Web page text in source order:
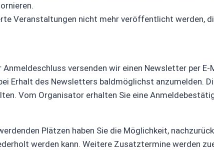
Veranstaltungen nicht mehr veröffentlicht werden,
versenden wir einen Newsletter per E-
Erhalt des Newsletters baldmöglichst anzumelden.
Vom Organisator erhalten Sie eine
Plätzen haben Sie die Möglichkeit,
werden kann. Weitere Zusatztermine werden